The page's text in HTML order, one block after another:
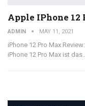
Apple IPhone
ADMIN MAY 11, 2021
iPhone 12 Pro Max
iPhone 12 Pro Max ist das…